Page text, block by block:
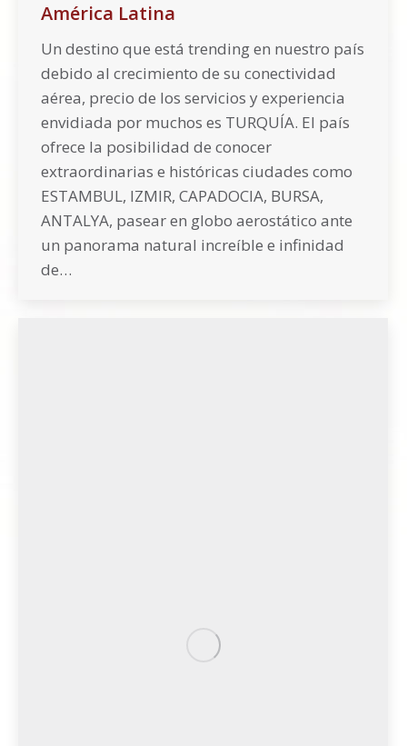
América Latina
Un destino que está trending en nuestro país
debido al crecimiento de su conectividad
aérea, precio de los servicios y experiencia
envidiada por muchos es TURQUÍA. El país
ofrece la posibilidad de conocer
extraordinarias e históricas ciudades como
ESTAMBUL, IZMIR, CAPADOCIA, BURSA,
ANTALYA, pasear en globo aerostático ante
un panorama natural increíble e infinidad
de…